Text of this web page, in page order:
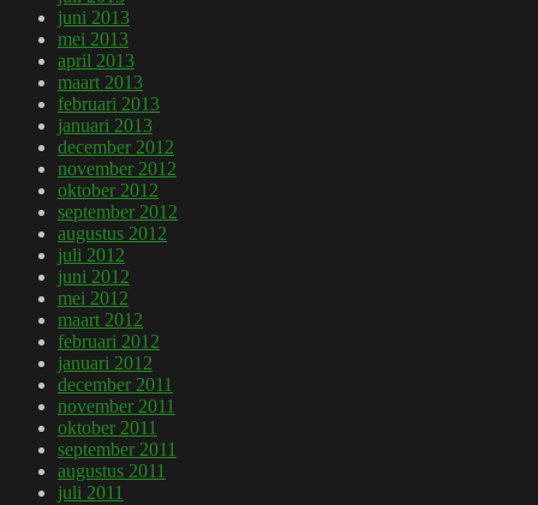
juni 2013
mei 2013
april 2013
maart 2013
februari 2013
januari 2013
december 2012
november 2012
oktober 2012
september 2012
augustus 2012
juli 2012
juni 2012
mei 2012
maart 2012
februari 2012
januari 2012
december 2011
november 2011
oktober 2011
september 2011
augustus 2011
juli 2011